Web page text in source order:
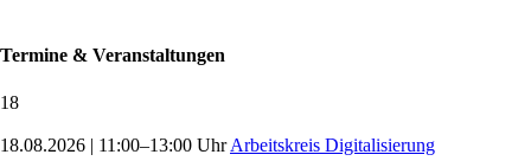
Termine & Veranstaltungen
18
18.08.2026 | 11:00–13:00 Uhr Arbeitskreis Digitalisierung